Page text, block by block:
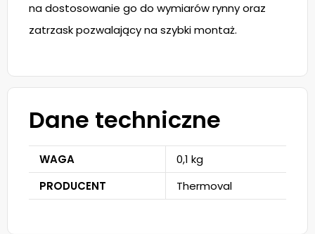
na dostosowanie go do wymiarów rynny oraz
zatrzask pozwalający na szybki montaż.
Dane techniczne
WAGA
0,1 kg
PRODUCENT
Thermoval